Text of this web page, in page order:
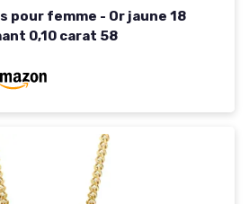
pour femme - Or jaune 18
0,10 carat 58